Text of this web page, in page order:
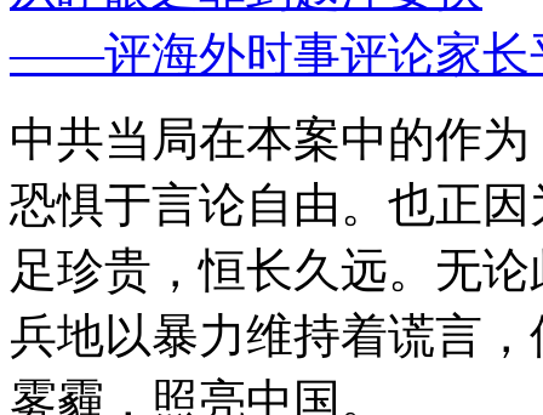
——评海外时事评论家长
中共当局在本案中的作
恐惧于言论自由。也正
足珍贵，恒长久远。无
兵地以暴力维持着谎言
雾霾，照亮中国。